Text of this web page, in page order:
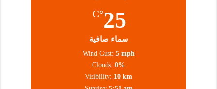
25
°C
سماء صافية
Wind Gust: 5 mph
Clouds: 0%
Visibility: 10 km